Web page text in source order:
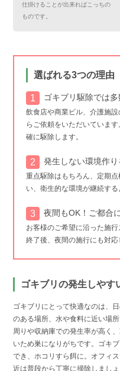
仕掛けることが出来ればこっちの
ものです。
選ばれる3つの理由
ゴキブリ駆除では
飲食店や商業ビル、介護施
らご依頼をいただいていま
確に駆除します。
発生しない環境作り
重点駆除はもちろん、定期
い、衛生的な環境が継続す
夜間もOK！ご都合
お客様のご希望に沿った施
終了後、夜間の施行にも対応
ゴキブリの発生しやす
ゴキブリにとって快適なのは、
のある場所、水や食料に近い場
周りや収納庫での発生率が高く
いため巣になりがちです。ゴキ
でき、ホコリすら餌に。オフィ
近は普段から丁寧に掃除しましょ